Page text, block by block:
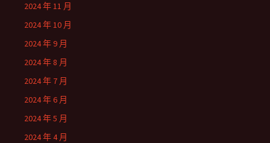
2024 年 11 月
2024 年 10 月
2024 年 9 月
2024 年 8 月
2024 年 7 月
2024 年 6 月
2024 年 5 月
2024 年 4 月